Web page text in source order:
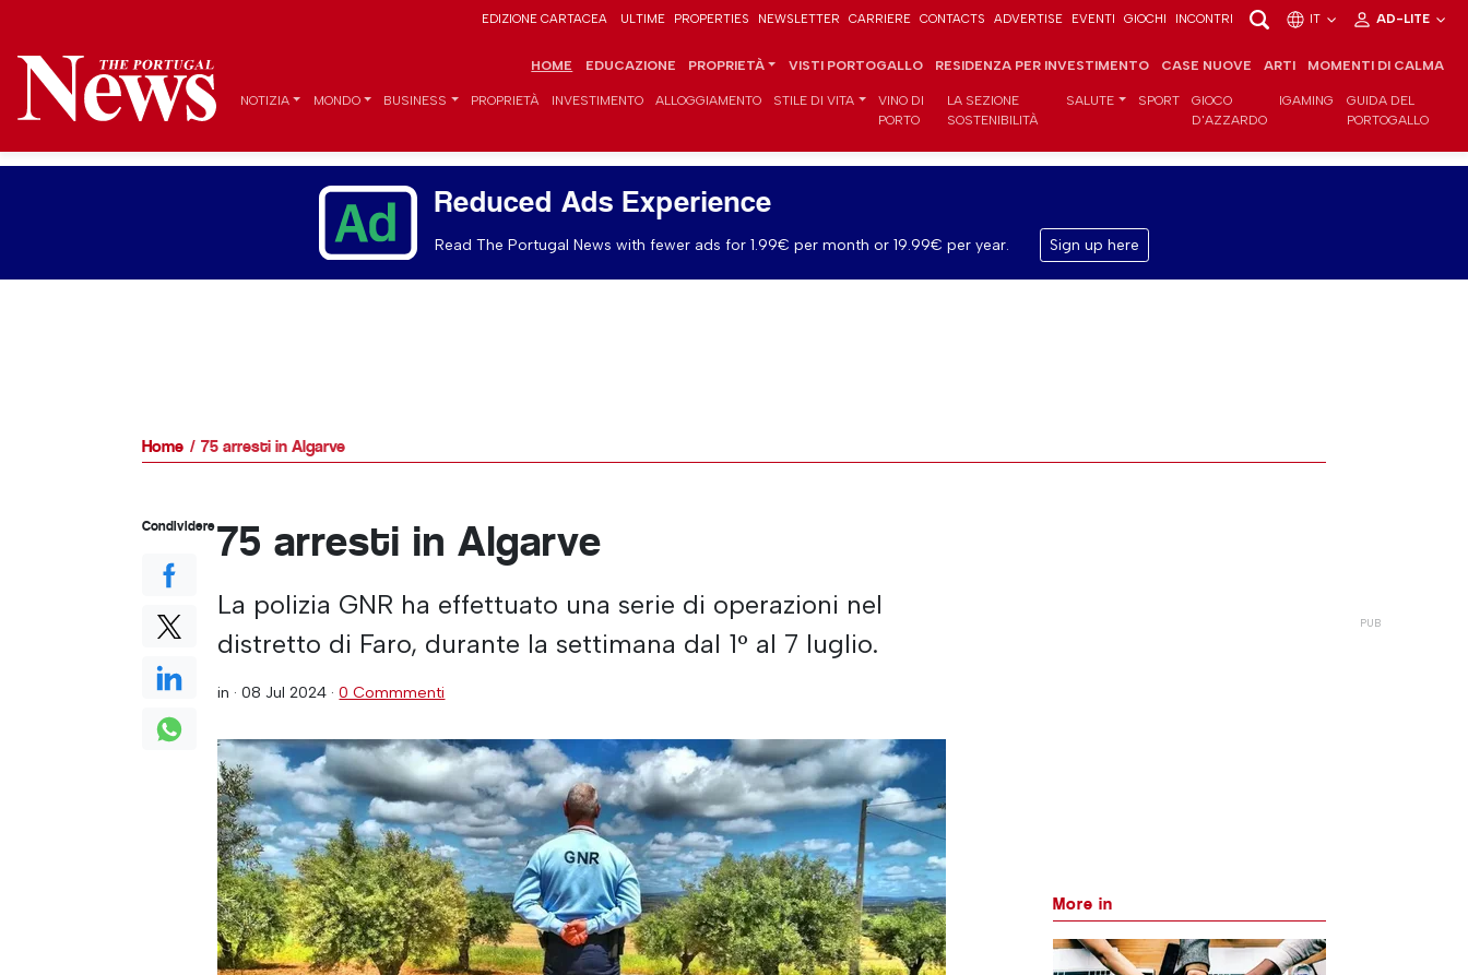
EDIZIONE CARTACEA ULTIME PROPERTIES NEWSLETTER CARRIERE CONTACTS ADVERTISE EVENTI GIOCHI INCONTRI IT AD-LITE
HOME EDUCAZIONE PROPRIETÀ VISTI PORTOGALLO RESIDENZA PER INVESTIMENTO CASE NUOVE ARTI MOMENTI DI CALMA
NOTIZIA MONDO BUSINESS PROPRIETÀ INVESTIMENTO ALLOGGIAMENTO STILE DI VITA
VINO DI
PORTO
LA SEZIONE
SOSTENIBILITÀ
SALUTE SPORT
GIOCO
D'AZZARDO
IGAMING
GUIDA DEL
PORTOGALLO
Reduced Ads Experience
Read The Portugal News with fewer ads for 1.99€ per month or 19.99€ per year. Sign up here
Home 75 arresti in Algarve
75 arresti in Algarve
La polizia GNR ha effettuato una serie di operazioni nel
distretto di Faro, durante la settimana dal 1° al 7 luglio.
in ·08 Jul 2024 ·0 Commmenti
Condividere
More in